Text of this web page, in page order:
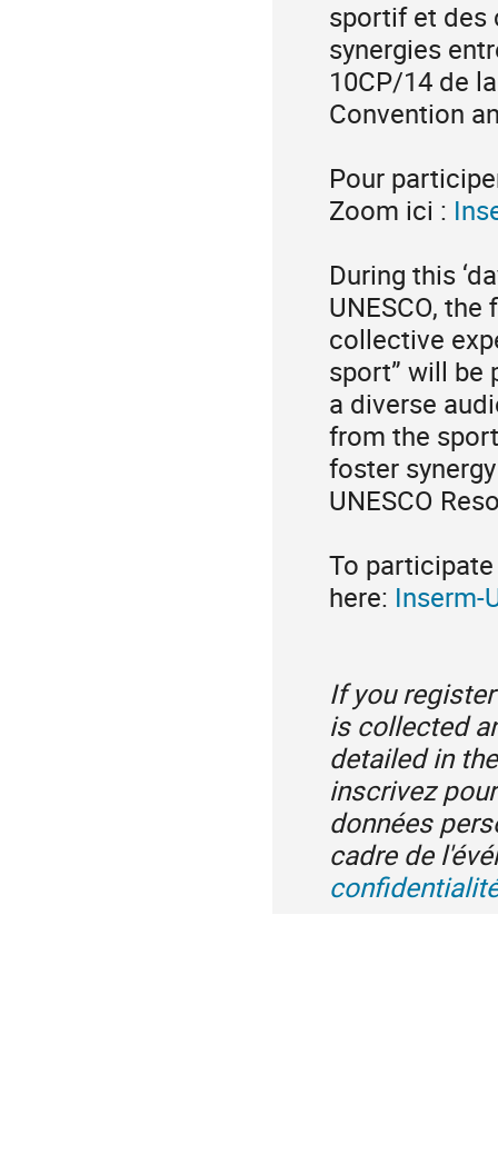
sportif et des
synergies
10CP/14 de
Convention
Pour
Zoom ici :
During this
UNESCO,
collective
sport” will be
a diverse
from the
foster
UNESCO
To
here: Inserm-
If you
is collected
detailed in
inscrivez
données
cadre de